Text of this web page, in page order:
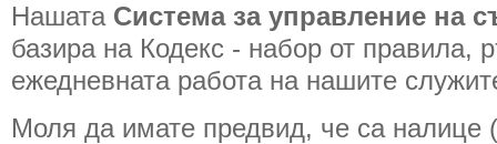
Нашата Система за управление на
базира на Кодекс - набор от правила,
ежедневната работа на нашите
Моля да имате предвид, че са налице